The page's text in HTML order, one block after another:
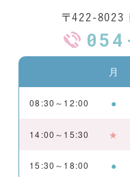
〒422-8023
月
08:30～12:00 ●
14:00～15:30 ★
15:30～18:00 ●